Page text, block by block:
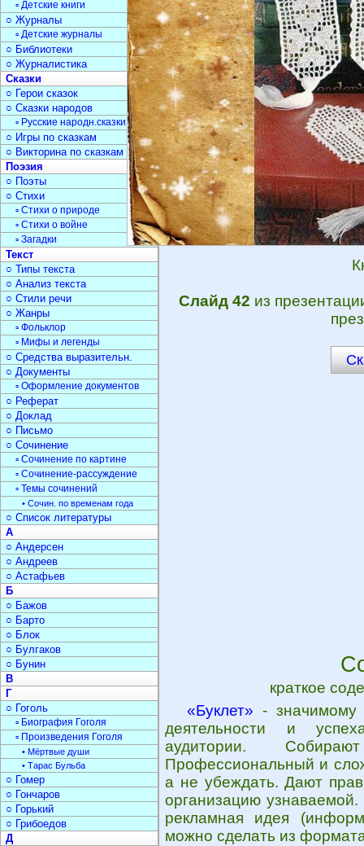
Слайд 42 из
краткое
«Буклет» - значимому
деятельности и
аудитории.
Профессиональный и
а не убеждать. Дают
организацию
рекламная идея
можно сделать из
▫ Детские книги
○ Журналы
▫ Детские журналы
○ Библиотеки
○ Журналистика
Сказки
○ Герои сказок
○ Сказки народов
▫ Русские народн.сказки
○ Игры по сказкам
○ Викторина по сказкам
Поэзия
○ Поэты
○ Стихи
▫ Стихи о природе
▫ Стихи о войне
▫ Загадки
Текст
○ Типы текста
○ Анализ текста
○ Стили речи
○ Жанры
▫ Фольклор
▫ Мифы и легенды
○ Средства выразительн.
○ Документы
▫ Оформление документов
○ Реферат
○ Доклад
○ Письмо
○ Сочинение
▫ Сочинение по картине
▫ Сочинение-рассуждение
▫ Темы сочинений
• Сочин. по временам года
○ Список литературы
А
○ Андерсен
○ Андреев
○ Астафьев
Б
○ Бажов
○ Барто
○ Блок
○ Булгаков
○ Бунин
В
Г
○ Гоголь
▫ Биография Гоголя
▫ Произведения Гоголя
• Мёртвые души
• Тарас Бульба
○ Гомер
○ Гончаров
○ Горький
○ Грибоедов
Д